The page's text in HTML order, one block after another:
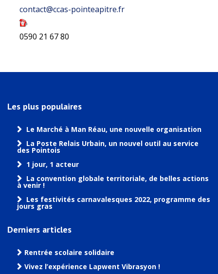
contact@ccas-pointeapitre.fr
0590 21 67 80
Les plus populaires
Le Marché à Man Réau, une nouvelle organisation
La Poste Relais Urbain, un nouvel outil au service
des Pointois
1 jour, 1 acteur
La convention globale territoriale, de belles actions
à venir !
Les festivités carnavalesques 2022, programme des
jours gras
Derniers articles
Rentrée scolaire solidaire
Vivez l’expérience Lapwent Vibrasyon !